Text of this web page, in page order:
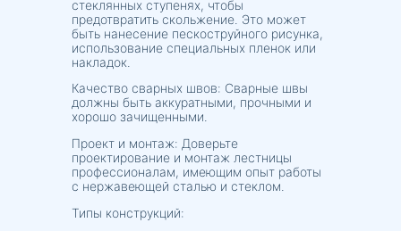
стеклянных ступенях, чтобы
предотвратить скольжение. Это может
быть нанесение пескоструйного рисунка,
использование специальных пленок или
накладок.
Качество сварных швов: Сварные швы
должны быть аккуратными, прочными и
хорошо зачищенными.
Проект и монтаж: Доверьте
проектирование и монтаж лестницы
профессионалам, имеющим опыт работы
с нержавеющей сталью и стеклом.
Типы конструкций: